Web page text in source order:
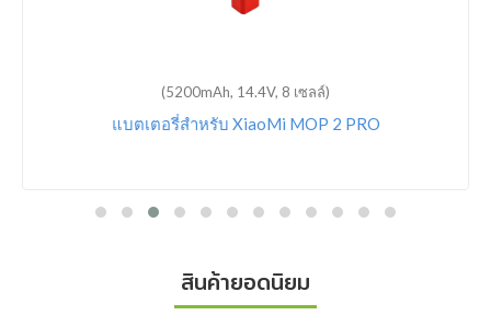
(5200mAh, 14.4V, 8 เซลล์)
แบตเตอรี่สำหรับ XiaoMi MOP 2 PRO
สินค้ายอดนิยม